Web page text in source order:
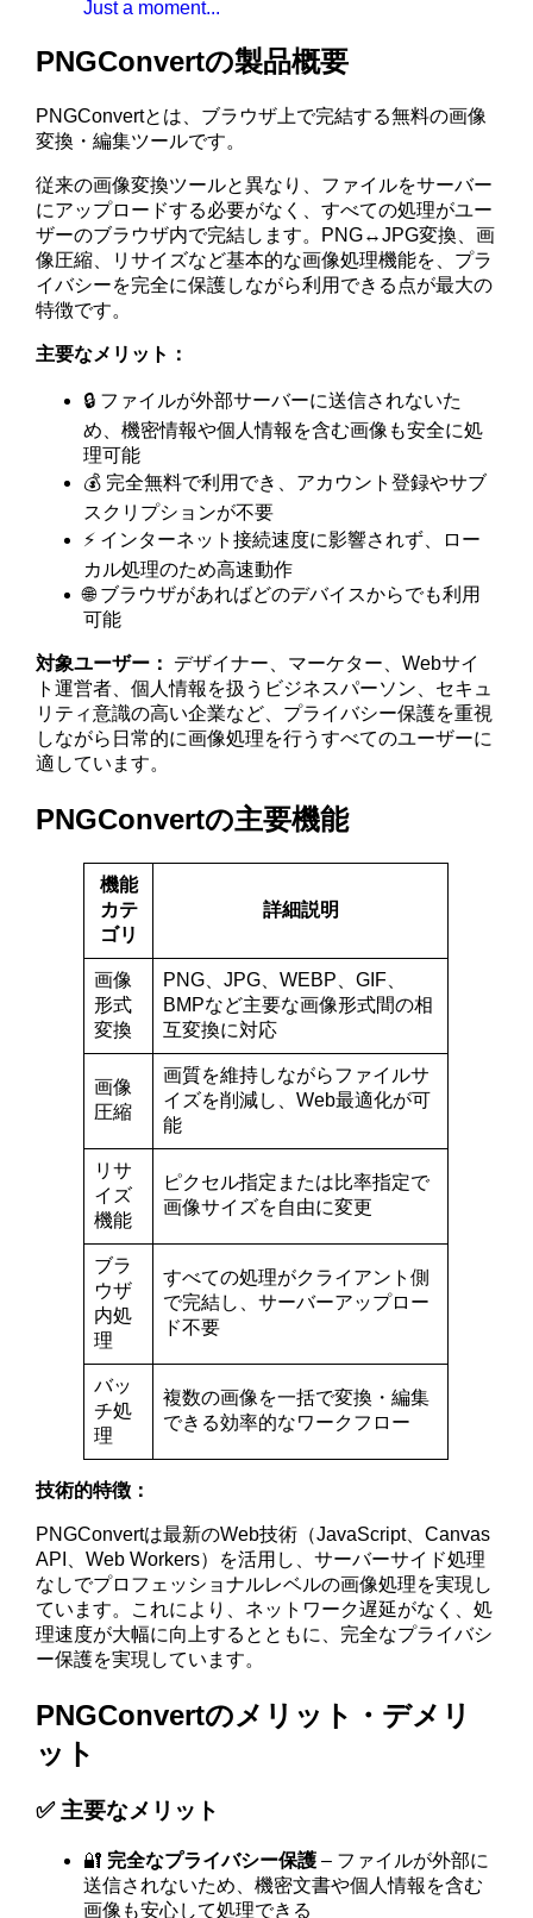
Just a moment...
PNGConvertの製品概要
PNGConvertとは、ブラウザ上で完結する無料の画像
変換・編集ツールです。
従来の画像変換ツールと異なり、ファイルをサーバー
にアップロードする必要がなく、すべての処理がユー
ザーのブラウザ内で完結します。PNG↔JPG変換、画
像圧縮、リサイズなど基本的な画像処理機能を、プラ
イバシーを完全に保護しながら利用できる点が最大の
特徴です。
主要なメリット：
🔒 ファイルが外部サーバーに送信されないた
め、機密情報や個人情報を含む画像も安全に処
理可能
💰 完全無料で利用でき、アカウント登録やサブ
スクリプションが不要
⚡ インターネット接続速度に影響されず、ロー
カル処理のため高速動作
🌐 ブラウザがあればどのデバイスからでも利用
可能
対象ユーザー：
デザイナー、マーケター、Webサイ
ト運営者、個人情報を扱うビジネスパーソン、セキュ
リティ意識の高い企業など、プライバシー保護を重視
しながら日常的に画像処理を行うすべてのユーザーに
適しています。
PNGConvertの主要機能
機能
カテ
ゴリ
詳細説明
画像
形式
変換
PNG、JPG、WEBP、GIF、
BMPなど主要な画像形式間の相
互変換に対応
画像
圧縮
画質を維持しながらファイルサ
イズを削減し、Web最適化が可
能
リサ
イズ
機能
ピクセル指定または比率指定で
画像サイズを自由に変更
ブラ
ウザ
内処
理
すべての処理がクライアント側
で完結し、サーバーアップロー
ド不要
バッ
チ処
理
複数の画像を一括で変換・編集
できる効率的なワークフロー
技術的特徴：
PNGConvertは最新のWeb技術（JavaScript、Canvas
API、Web Workers）を活用し、サーバーサイド処理
なしでプロフェッショナルレベルの画像処理を実現し
ています。これにより、ネットワーク遅延がなく、処
理速度が大幅に向上するとともに、完全なプライバシ
ー保護を実現しています。
PNGConvertのメリット・デメリ
ット
✅ 主要なメリット
🔐 完全なプライバシー保護 – ファイルが外部に
送信されないため、機密文書や個人情報を含む
画像も安心して処理できる